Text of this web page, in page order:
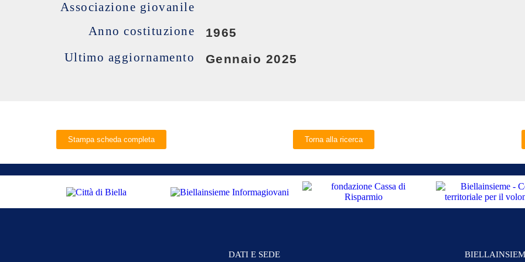
Associazione giovanile
Anno costituzione
1965
Ultimo aggiornamento Gennaio 2025
Stampa scheda completa Torna alla ricerca
DATI E SEDE